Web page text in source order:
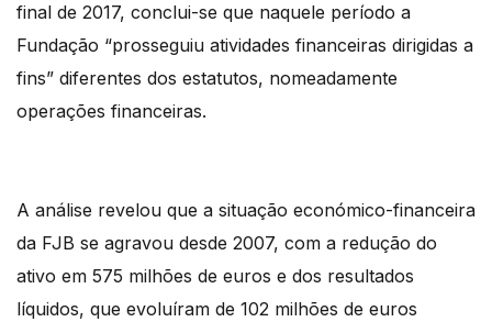
final de 2017, conclui-se que naquele período a
Fundação “prosseguiu atividades financeiras dirigidas a
fins” diferentes dos estatutos, nomeadamente
operações financeiras.
A análise revelou que a situação económico-financeira
da FJB se agravou desde 2007, com a redução do
ativo em 575 milhões de euros e dos resultados
líquidos, que evoluíram de 102 milhões de euros